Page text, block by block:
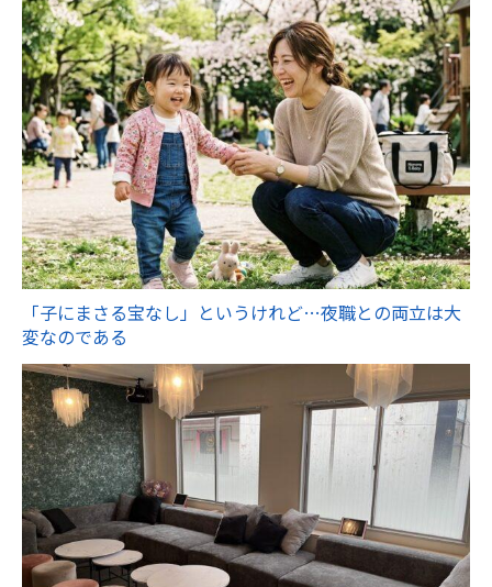
「子にまさる宝なし」というけれど…夜職との両立は大
変なのである